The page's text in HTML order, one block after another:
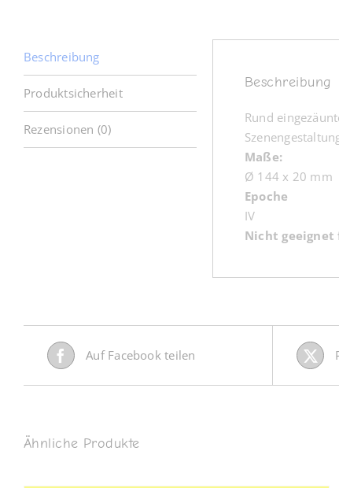
Beschreibung
Produktsicherheit
Rezensionen (0)
Beschreibung
Rund
Maße:
Ø 144 x 20 mm
Epoche
IV
Nicht geeignet
Auf Facebook teilen
Ähnliche Produkte